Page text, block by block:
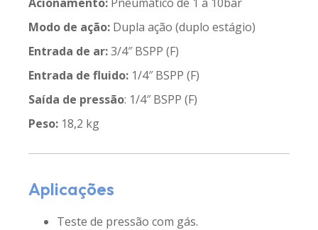
Modo de ação: Dupla ação (duplo estágio)
Entrada de ar:3/4″ BSPP (F)
Entrada de fluido: 1/4″ BSPP (F)
Saída de pressão: 1/4″ BSPP (F)
Peso: 18,2 kg
Aplicações
Teste de pressão com gás.